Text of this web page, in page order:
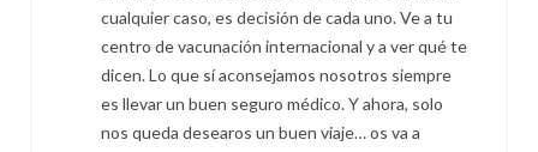
cualquier caso, es decisión de cada uno. Ve a tu
centro de vacunación internacional y a ver qué te
dicen. Lo que sí aconsejamos nosotros siempre
es llevar un buen seguro médico. Y ahora, solo
nos queda desearos un buen viaje… os va a